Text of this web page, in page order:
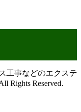
工事などのエクステ
Rights Reserved.